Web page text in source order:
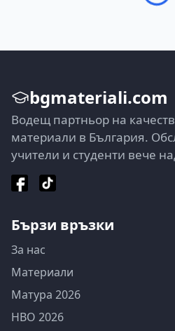
bgmateriali.com
Водещ партньор на
материали в България.
учители и студенти вече
Бързи връзки
За нас
Материали
Матура 2026
НВО 2026